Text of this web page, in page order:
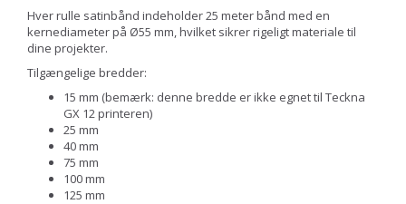
Hver rulle satinbånd indeholder 25 meter bånd med en
kernediameter på Ø55 mm, hvilket sikrer rigeligt materiale til
dine projekter.
Tilgængelige bredder:
15 mm (bemærk: denne bredde er ikke egnet til Teckna
GX 12 printeren)
25 mm
40 mm
75 mm
100 mm
125 mm